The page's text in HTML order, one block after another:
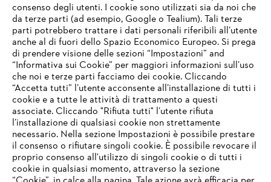
STIHL FAQ
Service
Termini e condizioni generali Privacy policy
Note legali Cookies Informazioni legali
IHR BROWSER WIRD NICHT
UNTERSTÜTZT
Sie nutzen einen Browser, den wir noch nicht unterstützen. Für
eine optimale Nutzung unserer Seite empfehlen wir Ihnen, zu
einem der folgenden Browser zu wechseln:
consenso degli utenti. I cookie sono utilizzati sia da noi che
da terze parti (ad esempio, Google o Tealium). Tali terze
parti potrebbero trattare i dati personali riferibili all’utente
anche al di fuori dello Spazio Economico Europeo. Si prega
di prendere visione delle sezioni “Impostazioni” and
“Informativa sui Cookie” per maggiori informazioni sull’uso
che noi e terze parti facciamo dei cookie. Cliccando
“Accetta tutti” l’utente acconsente all’installazione di tutti i
cookie e a tutte le attività di trattamento a questi
associate. Cliccando "Rifiuta tutti" l’utente rifiuta
l’installazione di qualsiasi cookie non strettamente
necessario. Nella sezione Impostazioni è possibile prestare
il consenso o rifiutare singoli cookie. È possibile revocare il
proprio consenso all'utilizzo di singoli cookie o di tutti i
cookie in qualsiasi momento, attraverso la sezione